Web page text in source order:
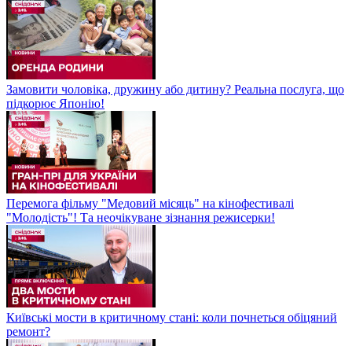
Замовити чоловіка, дружину або дитину? Реальна послуга, що
підкорює Японію!
Перемога фільму "Медовий місяць" на кінофестивалі
"Молодість"! Та неочікуване зізнання режисерки!
Київські мости в критичному стані: коли почнеться обіцяний
ремонт?